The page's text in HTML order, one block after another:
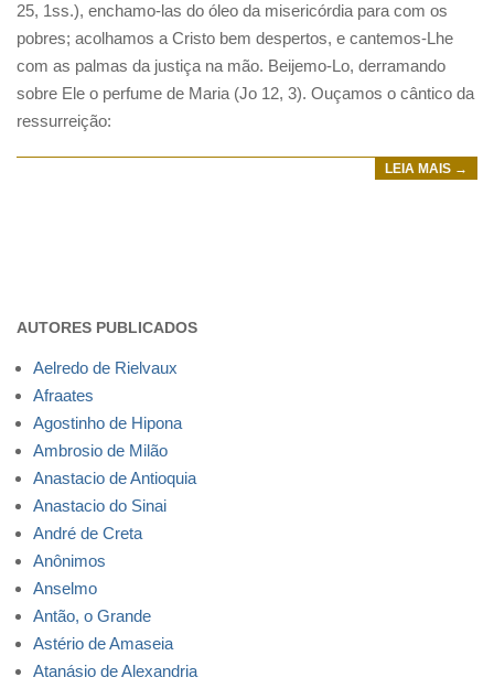
25, 1ss.), enchamo-las do óleo da misericórdia para com os
pobres; acolhamos a Cristo bem despertos, e cantemos-Lhe
com as palmas da justiça na mão. Beijemo-Lo, derramando
sobre Ele o perfume de Maria (Jo 12, 3). Ouçamos o cântico da
ressurreição:
LEIA MAIS →
AUTORES PUBLICADOS
Aelredo de Rielvaux
Afraates
Agostinho de Hipona
Ambrosio de Milão
Anastacio de Antioquia
Anastacio do Sinai
André de Creta
Anônimos
Anselmo
Antão, o Grande
Astério de Amaseia
Atanásio de Alexandria